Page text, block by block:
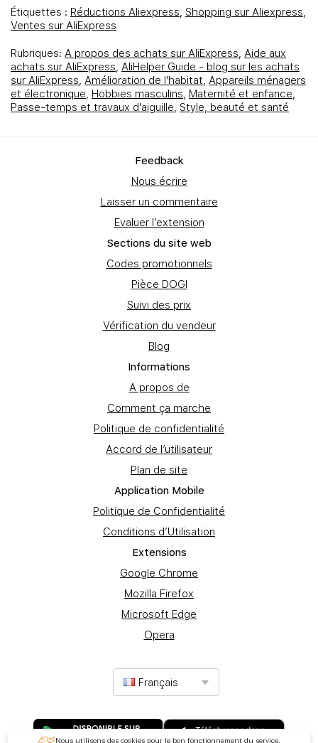
Étiquettes : Réductions Aliexpress, Shopping sur Aliexpress,
Ventes sur AliExpress
Rubriques: A propos des achats sur AliExpress, Aide aux
achats sur AliExpress, AliHelper Guide - blog sur les achats
sur AliExpress, Amélioration de l'habitat, Appareils ménagers
et électronique, Hobbies masculins, Maternité et enfance,
Passe-temps et travaux d'aiguille, Style, beauté et santé
Feedbаck
Nous écrire
Laisser un commentaire
Evaluer l’extension
Sections du site web
Codes promotionnels
Pièce DOGI
Suivi des prix
Vérification du vendeur
Blog
Informations
A propos de
Comment ça marche
Politique de confidentialité
Accord de l’utilisateur
Plan de site
Application Mobile
Politique de Confidentialité
Conditions d’Utilisation
Extеnsions
Google Chrome
Mozilla Firefox
Microsoft Edge
Opera
Français
Nous utilisons des cookies pour le bon fonctionnement du service.